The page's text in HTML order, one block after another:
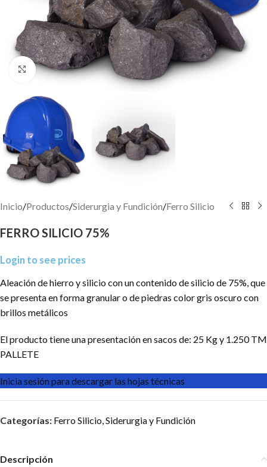
Click to enlarge
Inicio/Productos/Siderurgia y Fundición/Ferro Silicio
FERRO SILICIO 75%
Login to see prices
Aleación de hierro y silicio con un contenido de silicio de 75%, que
se presenta en forma granular o de piedras color gris oscuro con
brillos metálicos
El producto tiene una presentación en sacos de: 25 Kg y 1.250 TM
PALLETE
Inicia sesión para descargar las hojas técnicas
Categorías: Ferro Silicio Siderurgia y Fundición
Descripción